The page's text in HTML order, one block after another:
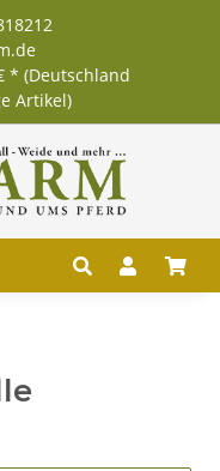
* (Deutschland
Artikel)